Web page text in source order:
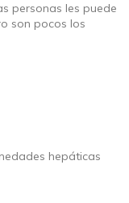
personas les puede
son pocos los
hepáticas